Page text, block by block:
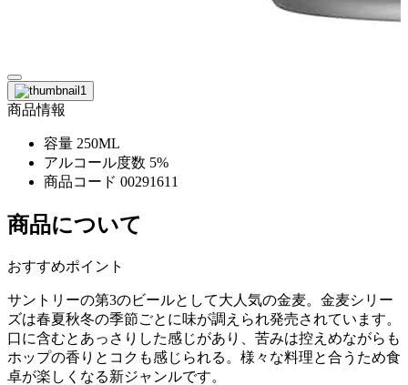
商品情報
容量 250ML
アルコール度数 5%
商品コード 00291611
商品について
おすすめポイント
サントリーの第3のビールとして大人気の金麦。金麦シリー
ズは春夏秋冬の季節ごとに味が調えられ発売されています。
口に含むとあっさりした感じがあり、苦みは控えめながらも
ホップの香りとコクも感じられる。様々な料理と合うため食
卓が楽しくなる新ジャンルです。